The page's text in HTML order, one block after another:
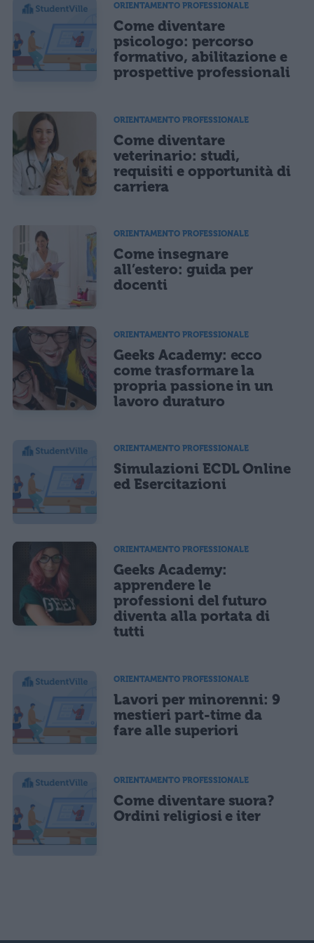
Ho letto e acconsento l'informativasulla privacy
Acconsento all'uso dei miei dati da parte di terzi per finalità di
marketing diretto con modalità automatizzate o tradizionali
CONFERMA E PUBBLICA
ORIENTAMENTO PROFESSIONALE
Come diventare
psicologo: percorso
formativo, abilitazione e
prospettive professionali
ORIENTAMENTO PROFESSIONALE
Come diventare
veterinario: studi,
requisiti e opportunità di
carriera
ORIENTAMENTO PROFESSIONALE
Come insegnare
all’estero: guida per
docenti
ORIENTAMENTO PROFESSIONALE
Geeks Academy: ecco
come trasformare la
propria passione in un
lavoro duraturo
ORIENTAMENTO PROFESSIONALE
Simulazioni ECDL Online
ed Esercitazioni
ORIENTAMENTO PROFESSIONALE
Geeks Academy:
apprendere le
professioni del futuro
diventa alla portata di
tutti
ORIENTAMENTO PROFESSIONALE
Lavori per minorenni: 9
mestieri part-time da
fare alle superiori
ORIENTAMENTO PROFESSIONALE
Come diventare suora?
Ordini religiosi e iter